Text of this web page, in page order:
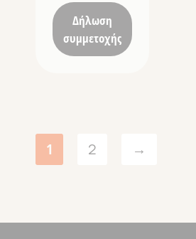
Δήλωση
συμμετοχής
1 2 →